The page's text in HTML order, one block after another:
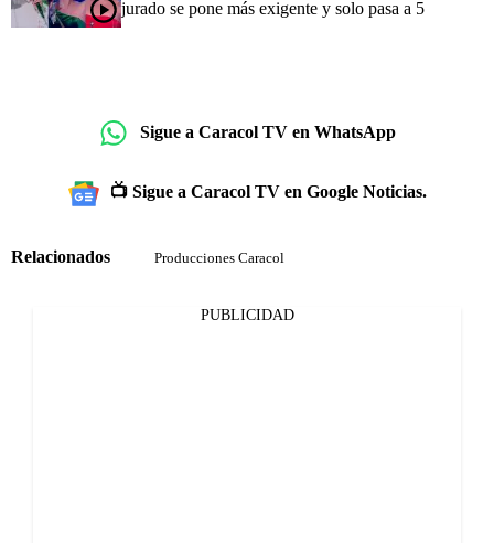
jurado se pone más exigente y solo pasa a 5
Sigue a Caracol TV en WhatsApp
📺 Sigue a Caracol TV en Google Noticias.
Relacionados Producciones Caracol
PUBLICIDAD